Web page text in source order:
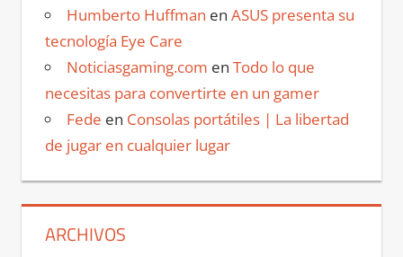
Humberto Huffman en ASUS presenta su
tecnología Eye Care
Noticiasgaming.com en Todo lo que
necesitas para convertirte en un gamer
Fede en Consolas portátiles | La libertad
de jugar en cualquier lugar
ARCHIVOS